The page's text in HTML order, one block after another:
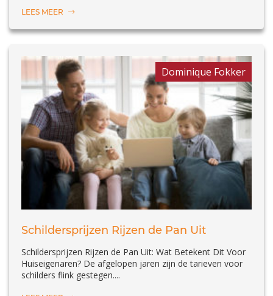
LEES MEER
Dominique Fokker
Schildersprijzen Rijzen de Pan Uit
Schildersprijzen Rijzen de Pan Uit: Wat Betekent Dit Voor
Huiseigenaren? De afgelopen jaren zijn de tarieven voor
schilders flink gestegen....